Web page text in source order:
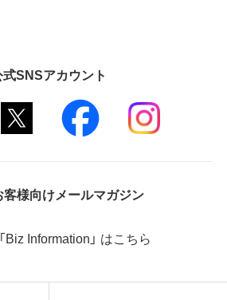
SNSアカウント
様向けメールマガジン
「Biz Information」 はこちら